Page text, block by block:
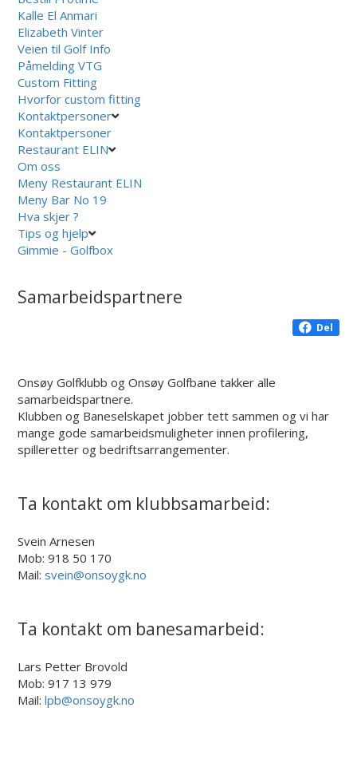
Kalle El Anmari
Elizabeth Vinter
Veien til Golf Info
Påmelding VTG
Custom Fitting
Hvorfor custom fitting
Kontaktpersoner
Kontaktpersoner
Restaurant ELIN
Om oss
Meny Restaurant ELIN
Meny Bar No 19
Hva skjer ?
Tips og hjelp
Gimmie - Golfbox
Samarbeidspartnere
Del
Onsøy Golfklubb og Onsøy Golfbane takker alle
samarbeidspartnere.
Klubben og Baneselskapet jobber tett sammen og vi har
mange gode samarbeidsmuligheter innen profilering,
spilleretter og bedriftsarrangementer.
Ta kontakt om klubbsamarbeid:
Svein Arnesen
Mob: 918 50 170
Mail:svein@onsoygk.no
Ta kontakt om banesamarbeid:
Lars Petter Brovold
Mob: 917 13 979
Mail:lpb@onsoygk.no